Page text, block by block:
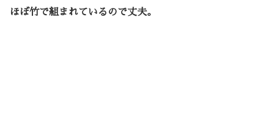
ほぼ竹で組まれているので丈夫。